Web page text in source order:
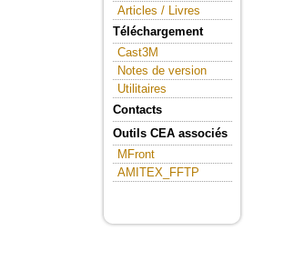
Articles / Livres
Téléchargement
Cast3M
Notes de version
Utilitaires
Contacts
Outils CEA associés
MFront
AMITEX_FFTP